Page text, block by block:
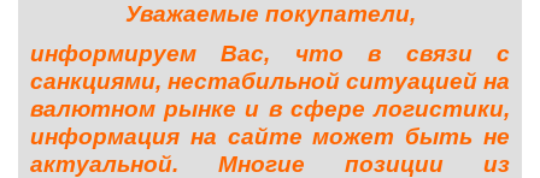
Уважаемые покупатели,
информируем Вас, что в связи с
санкциями, нестабильной ситуацией на
валютном рынке и в сфере логистики,
информация на сайте может быть не
актуальной. Многие позиции из